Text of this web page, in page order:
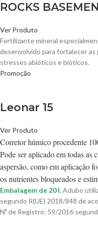
ROCKS
Ver Produto
Fertilizante mineral
desenvolvido para fortalecer as
stresses abióticos e bióticos.
Promoção
Leonar 15
Ver Produto
Corretor húmico procedente
Pode ser aplicado em todas as
aspersão, como em aplicação
os nutrientes bloqueados e
Embalagem de 20 l.Adubo
segundo R(UE) 2018/848 de
Nº de Registro: 59/2016